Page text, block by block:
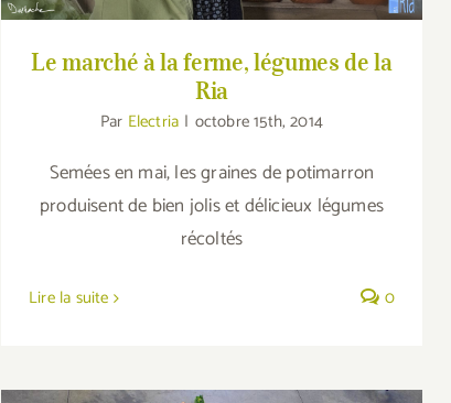
Le marché à la ferme, légumes de la
Ria
Par Electria | octobre 15th, 2014
Semées en mai, les graines de potimarron
produisent de bien jolis et délicieux légumes
récoltés
Lire la suite 0